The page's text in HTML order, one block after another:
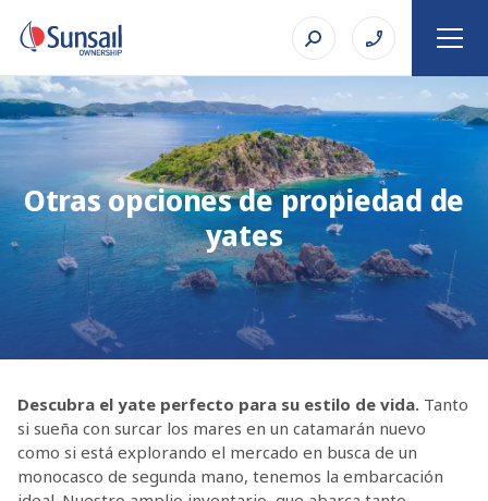
Otras opciones de propiedad de
yates
Descubra el yate perfecto para su estilo de vida.Tanto
si sueña con surcar los mares en un catamarán nuevo
como si está explorando el mercado en busca de un
monocasco de segunda mano, tenemos la embarcación